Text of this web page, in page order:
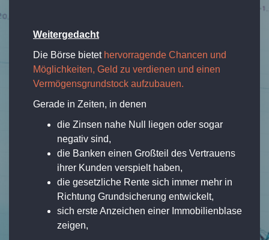
Weitergedacht
Die Börse bietet hervorragende Chancen und
Möglichkeiten, Geld zu verdienen und einen
Vermögensgrundstock aufzubauen.
Gerade in Zeiten, in denen
die Zinsen nahe Null liegen oder sogar
negativ sind,
die Banken einen Großteil des Vertrauens
ihrer Kunden verspielt haben,
die gesetzliche Rente sich immer mehr in
Richtung Grundsicherung entwickelt,
sich erste Anzeichen einer Immobilienblase
zeigen,